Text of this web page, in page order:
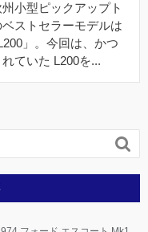
小型ピックアップト
ストセラーモデルは
」。今回は、かつ
ていた L200を...
